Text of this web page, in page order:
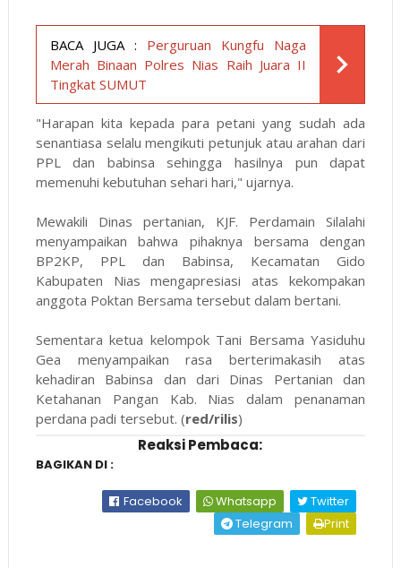
BACA JUGA :
Perguruan Kungfu Naga
Merah Binaan Polres Nias Raih Juara II
Tingkat SUMUT
"Harapan kita kepada para petani yang sudah ada
senantiasa selalu mengikuti petunjuk atau arahan dari
PPL dan babinsa sehingga hasilnya pun dapat
memenuhi kebutuhan sehari hari," ujarnya.
Mewakili Dinas pertanian, KJF. Perdamain Silalahi
menyampaikan bahwa pihaknya bersama dengan
BP2KP, PPL dan Babinsa, Kecamatan Gido
Kabupaten Nias mengapresiasi atas kekompakan
anggota Poktan Bersama tersebut dalam bertani.
Sementara ketua kelompok Tani Bersama Yasiduhu
Gea menyampaikan rasa berterimakasih atas
kehadiran Babinsa dan dari Dinas Pertanian dan
Ketahanan Pangan Kab. Nias dalam penanaman
perdana padi tersebut. (red/rilis)
Reaksi Pembaca:
BAGIKAN DI :
Facebook Whatsapp
Twitter
Telegram
Print